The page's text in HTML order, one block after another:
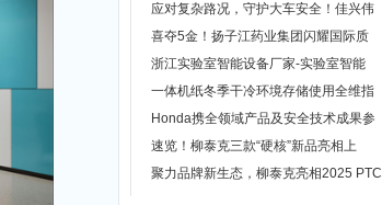
应对复杂路况，守护大车安全！佳兴伟
喜夺5金！扬子江药业集团闪耀国际质
浙江实验室智能设备厂家-实验室智能
一体机纸冬季干冷环境存储使用全维指
Honda携全领域产品及安全技术成果参
速览！柳泰克三款“硬核”新品亮相上
聚力品牌新生态，柳泰克亮相2025 PTC